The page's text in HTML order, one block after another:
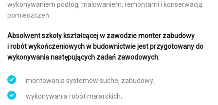
wykonywaniem podłóg, malowaniem, remontami i konserwacją
pomieszczeń.
Absolwent szkoły kształcącej w zawodzie monter zabudowy
i robót wykończeniowych w budownictwie jest przygotowany do
wykonywania następujących zadań zawodowych:
montowania systemów suchej zabudowy;
wykonywania robót malarskich;